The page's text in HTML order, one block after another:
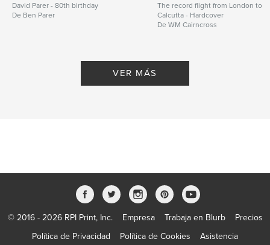
David Parer - 80th birthday
De Ben Parer
The record flight from London to
Calcutta - Hardcover
De WM Cairncross
VER MÁS
© 2016 - 2026 RPI Print, Inc. Empresa Trabaja en Blurb
Precios
Política de Privacidad
Política de Cookies
Asistencia